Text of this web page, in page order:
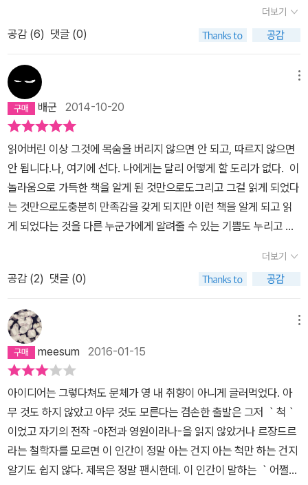
호모사피엔스가 탄생한 뒤 농경, 목축, 자본의 축적에 의한 경제활동
은 1만 년의 역사에 지나지 않고, 예술의 역사는 그보다 더 오래되었
으며, 인류가 문자를 발명한 것은 지금으로부터 5000년밖에 되지 않
았고, 문학이 탄생한 이래 90퍼센트는 완전한 문맹이었다. 이런저런
제반을 살필 때 문학은 너무도 젊은 예술이며, 생물종의 평균수명은
400만 년이라는 고생물학자의 통계를 가져와 인류 멸종은 터무니없
다 저자는 강조했다. 인쇄술이나 종이의 발명이 이 읽고 쓰기의 세계
를 대단히 발전시켜 왔다는 건 인정한다. 그러나 나는 인간의 구전성
(口傳性)이 구전성(舊典性)으로까지 발전했다고 보기에, 인간이
유용성을 발견한 모든 것을 인류가 끝날 때까지 가져갈 거라고 생각
한다. 그래서 종말, 종언 타령엔 별로 귀 기울이지 않는다. 저자는 마
무리에서 니체나 푸코나 르장드르나 들뢰즈나 라캉이나 블랑쇼가 없
신이 그 책들을 읽고 미치고 이렇게 쓰게 되기까지 과연 자유로웠냐
은 아니냐고. 나는 그의 이 글이 성공했는가 실패했는가를 따지는 게
아니다. 이 책은 《야전과 영원》 입문서일 뿐이고 향후 사사키 아타루
는 《야전과 영원》을 깨는 다른 글을 보여줘야 할 것이다. 그렇지 않다
와 인간의 이 체계들을 이토록 추적해봤으니 본인이 더 잘 알 것이다.
아, 혁명을 담으려는 언어의 운명이여.
나라의 국어교육이 없었다면 좀더 훌륭한 문학도가 되어 있을지도 모
르겠다는 상상을 했다. 이런 서글픔이 압도하는 요즘, 4월 23일은 무
발하는 이들에게 일갈한다. 문학이 끝났다는 주장은 도스또옙스키,
톨스토이 등의 위대한 이름에 대한 모욕이라고. 문학은 스스로 혁명
가로 자처하되, 텍스트의 한 행이라도 놓치지 않고 치열하게 읽고 다
시 쓰며 삶을 바꿔가는 독자들에게로 그 당위를 계승한다.당연합니
다. 문학이 살아남고, 예술이 살아남고, 혁명이 살아남는 것이 인류가
살아남는 일이기 때문입니다. 그 이외에는 없습니다. 왜 쓸까요? 왜
계속 쓰는 걸까요? 계속 쓸 수밖에 없지 않습니까? 달리 할 일이라도
있습니까?(본문 251쪽)그리고 발터 벤야민을 인용하며 책 읽는 벗을
위로한다. '밤중에 계속 걸을 때 도움이 되는 것은 다리도 날개도 아닌
직 가능하다'고 말이다. 부슬부슬 비 내리는 밤에 시작한 책은, 어느덧
닷새 째 밤에 이르렀다. 초초했던 저자의 고독은 어느새 새로운 희망
을 가늠한다. 책 읽는 시간은, 늘 그렇게 시작이다.자, 마지막 밤도 깊
은 것 같습니다. 이제 별들도 반짝이고 여름이 왔습니다. 그러나 마지
막 밤은 없습니다. 밤은 늘 시작입니다.(본문 276쪽)
밖에 없는 것이고, 따라서 급진적인 혁명은 언제나 점진적인 개혁과
의 차원에서만 이해하는 것과 굉장히 닮아 있는 것이다. 영어의 radi
cal이란 단어는 보통 우리말로 ‘근본/근원적인’ 또는 ‘급진적인’으로
많이 번역된다. 특히 정치(학)과 관련해선 후자의 번역이 훨씬 일반적
인 것 같다. ‘근본(적인)’으로 번역할 수 있는 또 다른 영어단어인 ‘fu
ndamental’이 있기 때문일 텐데, 영어에서도 radical과 fundamen
tal이 politics와 결합할 때, 둘은 완전히 다른 종류의 정치/정치학/정
치운동을 지시하므로 한국에선 대체로 radical을 ‘급진적(인)’으로
많이 번역하는 것 같다. 예컨대 라클라우와 무페로 대변되는 radical
democracy를 ‘급진 민주주의’로 번역하는 것이 대표적인 경우일
듯. 아울러 정치적으로 근원적이고 철저한 개혁을 요구하는 이들을 ‘r
adicals’, 즉 ‘급진파/급진주의자들’로 번역하는 것이 우리에겐 더 익
그 의미가 “서둘러 급히 나아감”, 또는 “목적이나 이상 따위를 급히
실현하고자 함”으로 전이되어, 정치적 판단과 실천에 있어 비이성적
으로 수단과 방법을 가리지 않는 과격주의의 뉘앙스를 풍기게 된다는
것. 그래서 급진적인 것의 대척점에 점진(漸進)적인 것이 놓이게 되
고, radical은 점진적인 것과는 상반되는 그 어떤 것으로 이해되는 사
태가 발생하는 것 같다.
그런데 나는 radical이 과연 점진적인 것과
상반되는 그 어떤 것인지에 대해 의문스럽다. 철저하게, 근원적으로,
발본적으로 개혁을 추구하는 것이 왜 무조건 과격하고 성급한 행동주
의로 이해되어야 하는가? radical democracy가 함의하는 실천의
들이 하나 둘 이 책의 중심에서 퇴출되는 기상천외한 광경을 보게 될
것이다. 그렇게 쳐내고 나면 위대한 문인과 경전을 남긴 이들만이 남
는다. ‘읽고 쓴’ 이들이다. 고이 쥐고 있던 [읽기-씀]이라는 구슬을
다시 본다. 사사키의 모든 주장에 동의한 것은 아니다. 머리로는 이해
할 수 있을 것이다. 순간 가슴이 뜨거워져 동감한 적도 한 두 번이 아
니었다. 단언이 많아 여과 없이 느껴지는 지적들은 시원한 곳을 긁어
주기까지 했으니, 이 일본의 사상가에게 매력을 느끼지 않을 수 없었
던 것이다. 그 모양이 어떠하든 간에 나도 얼마간은 쓰는 사람으로 지
내고 있으니 말이다. 하지만 그렇게 살 수 있을까를 고민한다. 솔직
히 그럴 자신도 없고, 의도도 없다. 언젠가 한 문학 교수가 이런 말을
해 기억한다. 옛글 어딘가에 몇 번 바른 적 있는 대학시절 추억이기도
하다. 그는 우리에게 ‘보통독자’가 되라고 했다. 아무 도움도 받지 않
그런 일이 가능할까도 의문이었지만, 여하튼 그의 저 단어가 우리에
게 말하는 바는 분명하게 전달됐다. 교수는 이어 말했다. 독자가 차라
리 쉬워. 작가의 삶보다는 말이야. 나는 저 작가에 [ ] 대괄호를 치지
않는다. 모든 작가를 우러르지는 않으니까. 그러니 사사키가 [문학]이
라고 하며 그걸 혁명에 가져다대는 걸 보고, 아니, 그런 글을 읽고 어
떻게 내 삶으로 끌어들일 수 있을까. 그는 이전의 『야전과 영원』에서
누차 독자의 자질을 상기시킨 적이 있다. 그런 뜻은 아니었을까? 혁
명이라니. 또 한 번 말하게 된다. 그건 내게서 멀다. 요컨대, 그런 책
이다. 닷새를 지나왔다. 지금은 서너 걸음 정도 떨어져 있는 서재에 꽂
아뒀다. 치열했던 지난 다섯 글들도 이면지에 뽑아 어딘가에 뒀다. 그
리고 내게는 무엇이 남았는가를 생각하며 여기까지 적어오면서, 그것
이 언젠가는 내게 남아 있는 무언가가 되어주길 바라게 된다. 그럴 수
하기에는 고개가 갸웃거려지는 낯선 논리의 생경함이 느껴지긴 한다.
하지만 다섯 밤 동안 사사키 아타루가 열렬하게, 읽기가 어떻게 혁명
으로 이어지는지에 대해 논증하는 과정을 따라가는 시간은 행복하고
급기야 황홀하기까지 하다. 그것은 온 마음을 다해 문학의 힘을 아직
도 믿고자 하는 젊은 철학자의 순수한 열정에 중독될 수밖에 없기 때
문이다.사사키 아타루의 ‘문학’은 소설과 시 같은, 우리가 보통 문학이
라고 부르는 장르에 한정되지 않는다. 이 책에서 그는 책을 읽고 쓰는
것이라면 그 대상인 텍스트부터 기법까지 모두 ‘문학’으로 아우른다
(이 책의 마지막에 이르면 문학의 범주는 더욱 확장되어 예술 전반을
아우른다). 그러니까 그에게는 소설가든 철학자든 과학자든 성직자든
누구든 읽거나 쓴다면 전부 ‘문학가’인 셈이다. 그래서 종교개혁가 마
르틴 루터도, 이슬람교 선지자 마호메트도, 중세 교회의 수도사들도
모두 문학가이다.사사키 아타루는 그들 문학가에 대해, 그들이 문학
을 통해 세상을 어떻게 혁명했는지 본격적으로 이야기하기 전에 ‘책
자답으로 ‘읽으면 미친다’라는 자기 명제를 증명하기 위해 ‘읽기’와
‘광기’가 어떻게 이어지는지 책 전체에 걸쳐 줄곧 이야기한다. 우리가
읽었음에도 미치지 않는 것은 우리가 읽기 전에 받아들인 ‘정보’ 때문
이다. 텍스트 자체를 온전히 받아들이기보다 그 정보에 의거하여 지
레 판단하고 차단한다는 것이다.사사키 아타루는 ‘순수하고 완전한
읽기’라는 행위를 훼방하는 정보의 부작용을 이야기하기 위해 비평가
와 전문가를 예로 든다. 그 구분이 꽤 설득력 있고 재미있다. 그가 말
하길, 비평가는 “모든 것에 대해 모든 것을 알고 있다”고 착각하는 사
람인 반면 전문가는 “한 가지에 대해 모든 것을 알고 있다”고 착각하
더보기
공감 (6) 댓글 (0)
배군 2014-10-20
읽어버린 이상 그것에 목숨을 버리지 않으면 안 되고, 따르지 않으면
안 됩니다.나, 여기에 선다. 나에게는 달리 어떻게 할 도리가 없다. 이
놀라움으로 가득한 책을 알게 된 것만으로도그리고 그걸 읽게 되었다
는 것만으로도충분히 만족감을 갖게 되지만 이런 책을 알게 되고 읽
게 되었다는 것을 다른 누군가에게 알려줄 수 있는 기쁨도 누리고 싶
게 된다는 것이 그렇게 가볍게 생각할 일이 아니라는 것을 ‘잘라라, 기
도하는 그 손을’을 읽은 사람이라면 이미 충분히 알고 있겠지만... 그
래도 어쩌겠나? 이처럼 소중한 책을 다른 이들에게 알려주고 싶은 욕
심을 비울 수 없으니. 읽는 내내 감탄하게 되고 읽음의 과정을 그리고
읽은 것을 생각하고 그것에 대해서 무언가를 써보려는 욕망을 이처럼
감탄하도록 옹호해주는 책을 알게 되었다는 것에 그저 고맙고 기쁠
뿐이다. 어쭙잖고 하찮은 글이라 무언가를 읽고 생각하며 그 떠올려
진 생각들에 대해서 글을 쓰는 것에 항상 부끄러움을 느꼈는데, 그럼
에도 읽고 생각하며 글을 써보고 싶다는 욕망을 차마 지울 수 없었는
데, 그 모든 것들에 대해서 옹호를 받고 용기를 얻을 수 있게 되어서
너무 기분이 좋았다. 당연히, 저자와 같은 사람이 될 수 없을 것이고,
저자가 언급하는 위대한 선인들을 따르기에는 부족함으로 가득하지
더보기
공감 (2) 댓글 (0)
meesum 2016-01-15
아이디어는 그렇다쳐도 문체가 영 내 취향이 아니게 글러먹었다. 아
무 것도 하지 않았고 아무 것도 모른다는 겸손한 출발은 그저 ｀척｀
이었고 자기의 전작 -야전과 영원이라나-을 읽지 않았거나 르장드르
라는 철학자를 모르면 이 인간이 정말 아는 건지 아는 척만 하는 건지
알기도 쉽지 않다. 제목은 정말 팬시한데. 이 인간이 말하는 ｀어쩔